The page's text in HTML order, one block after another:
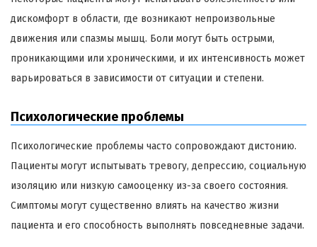
дискомфорт в области, где возникают непроизвольные
движения или спазмы мышц. Боли могут быть острыми,
проникающими или хроническими, и их интенсивность может
варьироваться в зависимости от ситуации и степени.
Психологические проблемы
Психологические проблемы часто сопровождают дистонию.
Пациенты могут испытывать тревогу, депрессию, социальную
изоляцию или низкую самооценку из-за своего состояния.
Симптомы могут существенно влиять на качество жизни
пациента и его способность выполнять повседневные задачи.